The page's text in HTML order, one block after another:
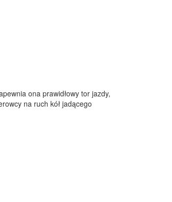
ona prawidłowy tor jazdy,
na ruch kół jadącego